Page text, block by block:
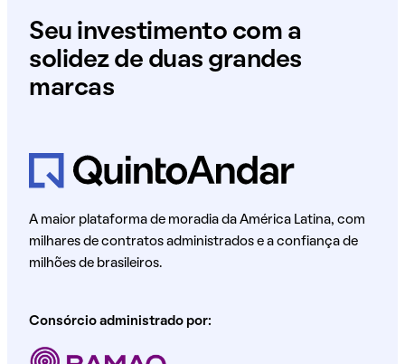
Seu investimento com a
solidez de duas grandes
marcas
A maior plataforma de moradia da América Latina, com
milhares de contratos administrados e a confiança de
milhões de brasileiros.
Consórcio administrado por: